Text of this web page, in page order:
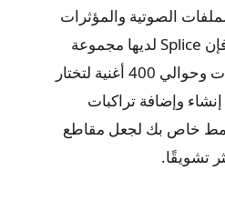
الصوتية والمؤثرات
الصوتية الخاصة بك، فإن Splice لديها مجموعة
كبيرة من هذه التأثيرات وحوالي 400 أغنية لتختار
وإضافة تراكبات
خاص بك لجعل مقاطع
تشويقًا.